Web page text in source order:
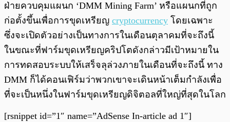
ฝ่ายควบคุมแผนก ‘DMM Mining Farm’ หรือแผนกที่ถูก
ก่อตั้งขึ้นเพื่อการขุดเหรียญ cryptocurrency โดยเฉพาะ
ซึ่งจะเปิดตัวอย่างเป็นทางการในเดือนตุลาคมที่จะถึงนี้
ในขณะที่ฟาร์มขุดเหรียญคริปโตดังกล่าวมีเป้าหมายใน
การทดสอบระบบให้เสร็จลุล่วงภายในเดือนที่จะถึงนี้ ทาง
DMM ก็ได้คอนเฟิร์มว่าพวกเขาจะเดินหน้าเต็มกำลังเพื่อ
ที่จะเป็นหนึ่งในฟาร์มขุดเหรียญดิจิตอลที่ใหญ่ที่สุดในโลก
[rsnippet id=”1″ name=”AdSense In-article ad 1″]